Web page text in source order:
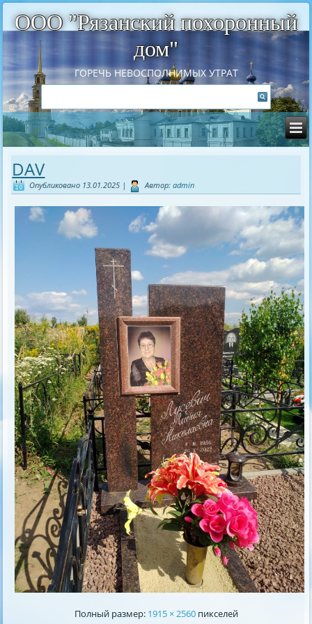
ООО "Рязанский похоронный
дом"
ГОРЕЧЬ НЕВОСПОЛНИМЫХ УТРАТ
DAV
Опубликовано 13.01.2025 | Автор: admin
Полный размер: 1915 × 2560пикселей